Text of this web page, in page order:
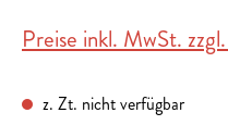
Preise inkl. MwSt.
z. Zt. nicht verfügbar